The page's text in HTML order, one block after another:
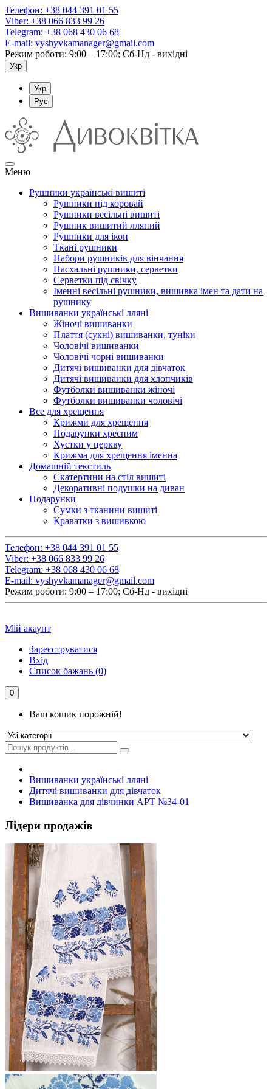
Телефон: +38 044 391 01 55
Viber: +38 066 833 99 26
Telegram: +38 068 430 06 68
E-mail: vyshyvkamanager@gmail.com
Режим роботи: 9:00 – 17:00; Сб-Нд - вихідні
Укр
Укр
Рус
Меню
Рушники українські вишиті
Рушники під коровай
Рушники весільні вишиті
Рушник вишитий лляний
Рушники для ікон
Ткані рушники
Набори рушників для вінчання
Пасхальні рушники, серветки
Серветки під свічку
Іменні весільні рушники, вишивка імен та дати на
рушнику
Вишиванки українські лляні
Жіночі вишиванки
Плаття (сукні) вишиванки, туніки
Чоловічі вишиванки
Чоловічі чорні вишиванки
Дитячі вишиванки для дівчаток
Дитячі вишиванки для хлопчиків
Футболки вишиванки жіночі
Футболки вишиванки чоловічі
Все для хрещення
Крижми для хрещення
Подарунки хресним
Хустки у церкву
Крижма для хрещення іменна
Домашній текстиль
Скатертини на стіл вишиті
Декоративні подушки на диван
Подарунки
Сумки з тканини вишиті
Краватки з вишивкою
Телефон: +38 044 391 01 55
Viber: +38 066 833 99 26
Telegram: +38 068 430 06 68
E-mail: vyshyvkamanager@gmail.com
Режим роботи: 9:00 – 17:00; Сб-Нд - вихідні
Мій акаунт
Зареєструватися
Вхід
Список бажань (0)
0
Ваш кошик порожній!
Вишиванки українські лляні
Дитячі вишиванки для дівчаток
Вишиванка для дівчинки АРТ №34-01
Лідери продажів